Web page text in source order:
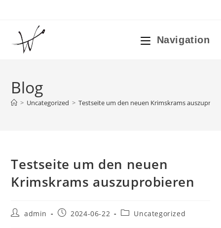
springen
Navigation
Blog
> Uncategorized > Testseite um den neuen Krimskrams
Testseite um den neuen
Krimskrams auszuprobieren
Beitrags-
admin
Beitrag2024-06-22
Beitrags-
Uncategorized